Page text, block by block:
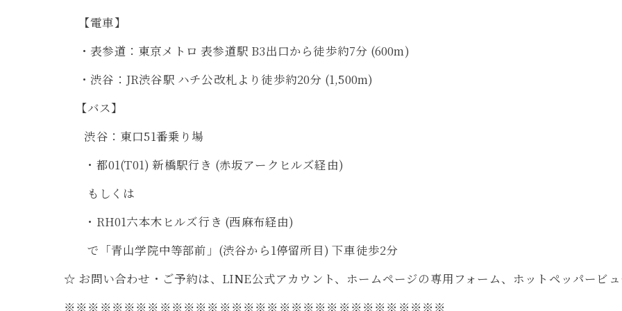
【電車】
・表参道：東京メトロ 表参道駅 B3出口から徒歩約7分 (600m)
・渋谷：JR渋谷駅 ハチ公改札より徒歩約20分 (1,500m)
【バス】
渋谷：東口51番乗り場
・都01(T01) 新橋駅行き (赤坂アークヒルズ経由)
もしくは
・RH01六本木ヒルズ行き (西麻布経由)
で「青山学院中等部前」(渋谷から1停留所目) 下車徒歩2分
☆ お問い合わせ・ご予約は、LINE公式アカウント、ホームページの専用フォーム、ホットペッパービュ
※※※※※※※※※※※※※※※※※※※※※※※※※※※※※※※※